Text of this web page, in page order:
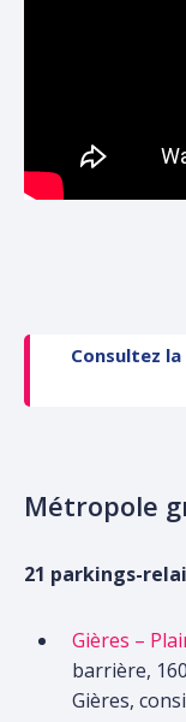
Consultez
Métropole
21 parkings-
Gières –
barrière,
Gières,